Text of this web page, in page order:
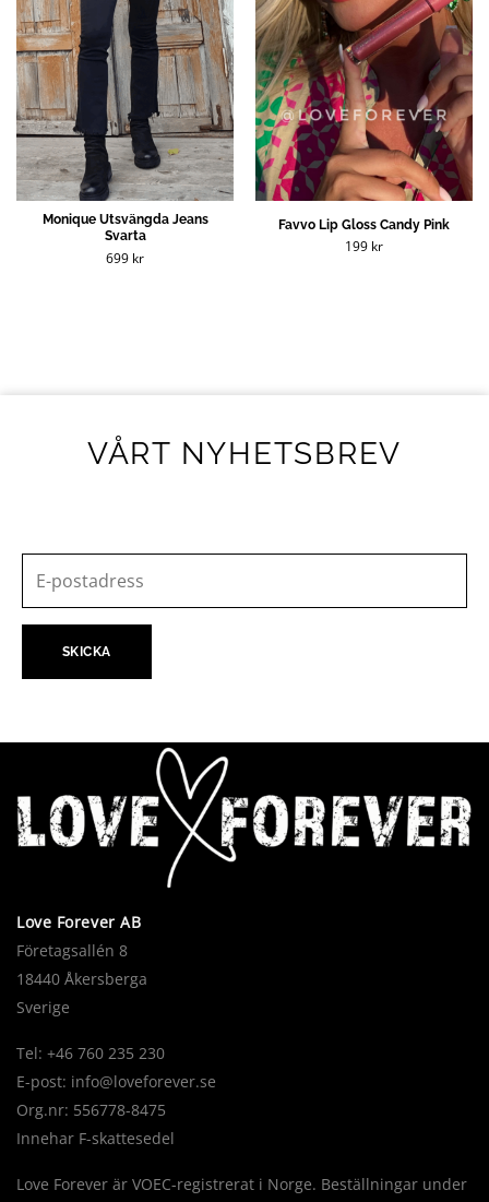
Monique Utsvängda Jeans
Svarta
699 kr
Favvo Lip Gloss Candy Pink
199 kr
VÅRT NYHETSBREV
Love Forever AB
Företagsallén 8
18440 Åkersberga
Sverige
Tel: +46 760 235 230
E-post: info@loveforever.se
Org.nr: 556778-8475
Innehar F-skattesedel
Love Forever är VOEC-registrerat i Norge. Beställningar under